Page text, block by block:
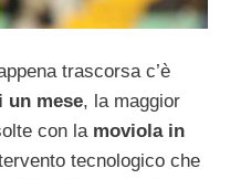
trascorsa c’è
un mese, la maggior
con la moviola in
tecnologico che